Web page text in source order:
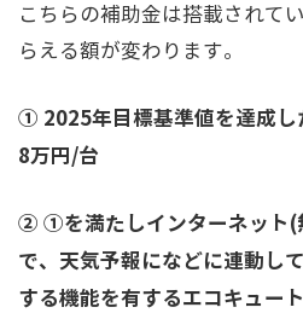
こちらの補助金は搭載されて
らえる額が変わります。
① 2025年目標基準値を達成し
8万円/台
② ①を満たしインターネット(
で、天気予報になどに連動し
する機能を有するエコキュー